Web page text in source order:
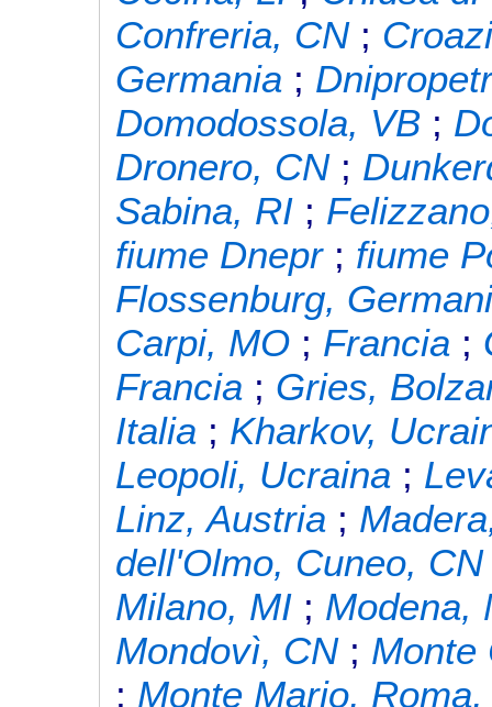
Confreria, CN;
Germania ;
Domodossola, VB ;
Dronero, CN;
Sabina, RI ;
fiume Dnepr; fiume
Flossenburg,
Carpi, MO ; Francia ;
Francia ; Gries,
Italia ; Kharkov,
Leopoli, Ucraina ;
Linz, Austria ;
dell'Olmo, Cuneo, CN
Milano, MI ; Modena,
Mondovì, CN; Monte
; Monte Mario,